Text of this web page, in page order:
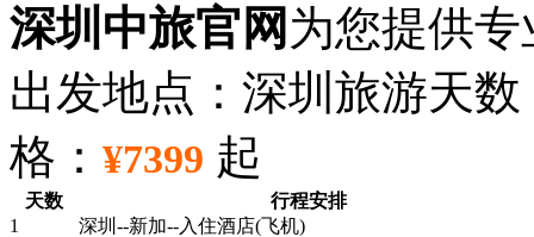
深圳中旅官网 为您提供
出发地点：深圳 旅游天数
格： ¥7399 起
天数
行程安排
1
深圳--新加--入住酒店(飞机)